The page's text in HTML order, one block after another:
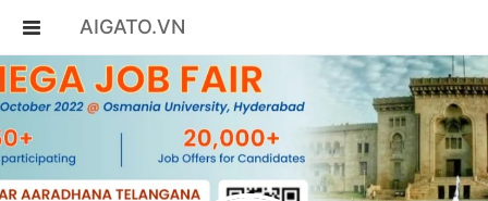
AIGATO.VN